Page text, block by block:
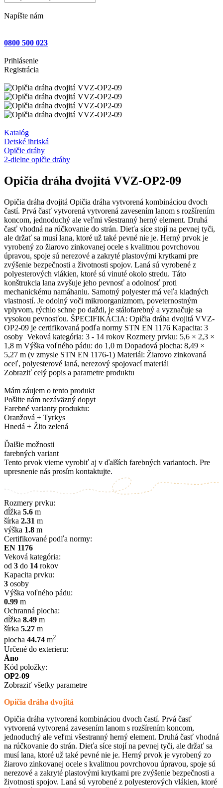
Napíšte nám
0800 500 023
Prihlásenie
Registrácia
Katalóg
Detské ihriská
Opičie dráhy
2-dielne opičie dráhy
Opičia dráha dvojitá VVZ-OP2-09
Opičia dráha dvojitá Opičia dráha vytvorená kombináciou dvoch
častí. Prvá časť vytvorená vytvorená zavesením lanom s rozšírením
koncom, jednoduchý ale veľmi všestranný herný element. Druhá
časť vhodná na rúčkovanie do strán. Dieťa síce stojí na pevnej tyči,
ale držať sa musí lana, ktoré už také pevné nie je. Herný prvok je
vyrobený zo žiarovo zinkovanej ocele s kvalitnou povrchovou
úpravou, spoje sú nerezové a zakryté plastovými krytkami pre
zvýšenie bezpečnosti a životnosti spojov. Laná sú vyrobené z
polyesterových vlákien, ktoré sú vinuté okolo stredu. Táto
konštrukcia lana zvyšuje jeho pevnosť a odolnosť proti
mechanickému namáhaniu. Samotný polyester má veľa kladných
vlastností. Je odolný voči mikroorganizmom, poveternostným
vplyvom, rýchlo schne po daždi, je stálofarebný a vyznačuje sa
vysokou pevnosťou. ŠPECIFIKÁCIA: Opičia dráha dvojitá VVZ-
OP2-09 je certifikovaná podľa normy STN EN 1176 Kapacita: 3
osoby Veková kategória: 3 - 14 rokov Rozmery prvku: 5,6 × 2,3 ×
1,8 m Výška voľného pádu: do 1,0 m Dopadová plocha: 8,49 ×
5,27 m (v zmysle STN EN 1176-1) Materiál: Žiarovo zinkovaná
oceľ, polyesterové laná, nerezový spojovací materiál
Zobraziť celý popis a parametre produktu
Mám záujem o tento produkt
Pošlite nám nezáväzný dopyt
Farebné varianty produktu:
Oranžová + Tyrkys
Hnedá + Žlto zelená
Ďalšie možnosti
farebných variant
Tento prvok vieme vyrobiť aj v ďalších farebných variantoch. Pre
upresnenie nás prosím kontaktujte.
Rozmery prvku:
dĺžka 5.6 m
šírka 2.31 m
výška 1.8 m
Certifikované podľa normy:
EN 1176
Veková kategória:
od 3 do 14 rokov
Kapacita prvku:
3 osoby
Výška voľného pádu:
0.99 m
Ochranná plocha:
dĺžka 8.49 m
šírka 5.27 m
plocha 44.74 m2
Určené do exterieru:
Áno
Kód položky:
OP2-09
Zobraziť všetky parametre
Opičia dráha dvojitá
Opičia dráha vytvorená kombináciou dvoch častí. Prvá časť
vytvorená vytvorená zavesením lanom s rozšírením koncom,
jednoduchý ale veľmi všestranný herný element. Druhá časť vhodná
na rúčkovanie do strán. Dieťa síce stojí na pevnej tyči, ale držať sa
musí lana, ktoré už také pevné nie je. Herný prvok je vyrobený zo
žiarovo zinkovanej ocele s kvalitnou povrchovou úpravou, spoje sú
nerezové a zakryté plastovými krytkami pre zvýšenie bezpečnosti a
životnosti spojov. Laná sú vyrobené z polyesterových vlákien, ktoré